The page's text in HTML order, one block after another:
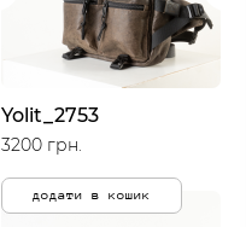
Yolit_2753
3200 грн.
додати в кошик